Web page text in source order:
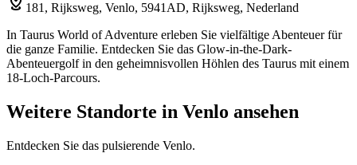
181, Rijksweg, Venlo, 5941AD, Rijksweg, Nederland
In Taurus World of Adventure erleben Sie vielfältige Abenteuer für
die ganze Familie. Entdecken Sie das Glow-in-the-Dark-
Abenteuergolf in den geheimnisvollen Höhlen des Taurus mit einem
18-Loch-Parcours.
Weitere Standorte in Venlo ansehen
Entdecken Sie das pulsierende Venlo.